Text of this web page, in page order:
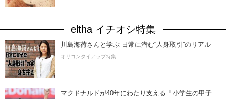
eltha イチオシ特集
川島海荷さんと学ぶ 日常に潜む“人身取引”のリアル
オリコンタイアップ特集
マクドナルドが40年にわたり支える「小学生の甲子